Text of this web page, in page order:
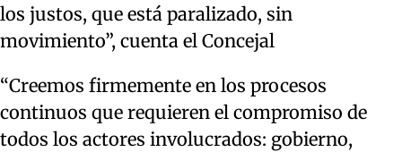
los justos, que está paralizado, sin
movimiento”, cuenta el Concejal
“Creemos firmemente en los procesos
continuos que requieren el compromiso de
todos los actores involucrados: gobierno,